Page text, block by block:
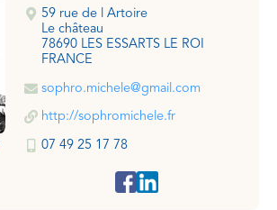
59 rue de l Artoire
Le château
78690 LES ESSARTS LE ROI
FRANCE
sophro.michele@gmail.com
http://sophromichele.fr
07 49 25 17 78